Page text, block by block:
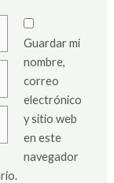
Guardar mi
nombre,
correo
electrónico
y sitio web
en este
navegador